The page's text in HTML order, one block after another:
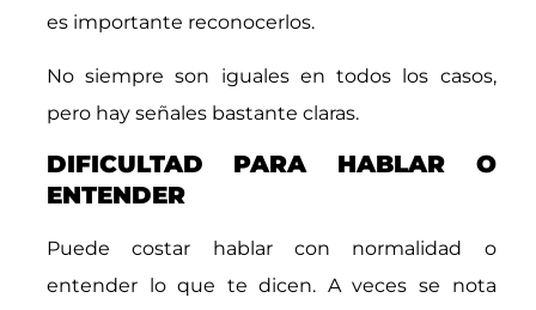
es importante reconocerlos.
No siempre son iguales en todos los casos,
pero hay señales bastante claras.
DIFICULTAD PARA HABLAR O
ENTENDER
Puede costar hablar con normalidad o
entender lo que te dicen. A veces se nota